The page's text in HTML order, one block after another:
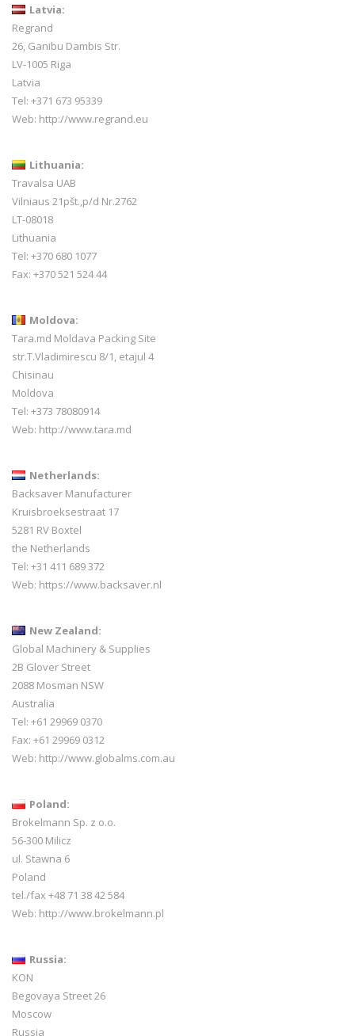
Latvia:
Regrand
26, Ganibu Dambis Str.
LV-1005 Riga
Latvia
Tel: +371 673 95339
Web: http://www.regrand.eu
Lithuania:
Travalsa UAB
Vilniaus 21pšt.,p/d Nr.2762
LT-08018
Lithuania
Tel: +370 680 1077
Fax: +370 521 524 44
Moldova:
Tara.md Moldava Packing Site
str.T.Vladimirescu 8/1, etajul 4
Chisinau
Moldova
Tel: +373 78080914
Web: http://www.tara.md
Netherlands:
Backsaver Manufacturer
Kruisbroeksestraat 17
5281 RV Boxtel
the Netherlands
Tel: +31 411 689 372
Web: https://www.backsaver.nl
New Zealand:
Global Machinery & Supplies
2B Glover Street
2088 Mosman NSW
Australia
Tel: +61 29969 0370
Fax: +61 29969 0312
Web: http://www.globalms.com.au
Poland:
Brokelmann Sp. z o.o.
56-300 Milicz
ul. Stawna 6
Poland
tel./fax +48 71 38 42 584
Web: http://www.brokelmann.pl
Russia:
KON
Begovaya Street 26
Moscow
Russia